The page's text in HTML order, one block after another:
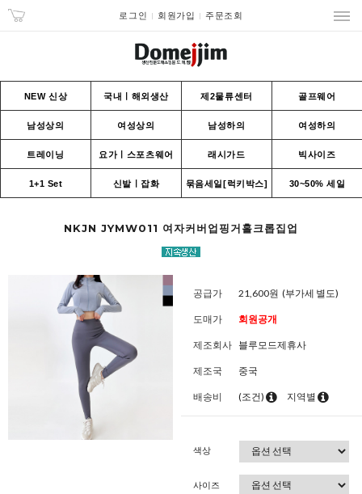
로그인 회원가입 주문조회
NEW 신상 국내ㅣ해외생산 제2물류센터 골프웨어
남성상의 여성상의 남성하의 여성하의
트레이닝 요가ㅣ스포츠웨어 래시가드 빅사이즈
1+1 Set 신발ㅣ잡화 묶음세일[럭키박스] 30~50% 세일
NKJN JYMW011 여자커버업핑거홀크롭집업
공급가 21,600원 (부가세 별도)
도매가 회원공개
제조회사 블루모드제휴사
제조국 중국
배송비 (조건) 지역별
색상
사이즈